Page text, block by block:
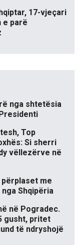
17-vjeçari
e parë
nga shtetësia
Top
Si sherri
vëllezërve në
me
Shqipëria
në Pogradec.
gusht, pritet
të ndryshojë